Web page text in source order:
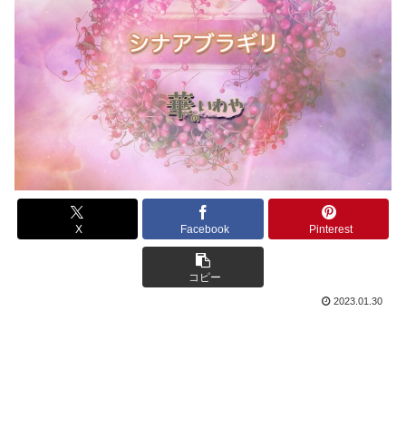
X Facebook Pinterest
コピー
2023.01.30